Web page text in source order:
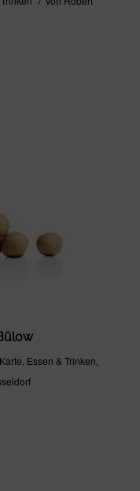
Essen & Trinken